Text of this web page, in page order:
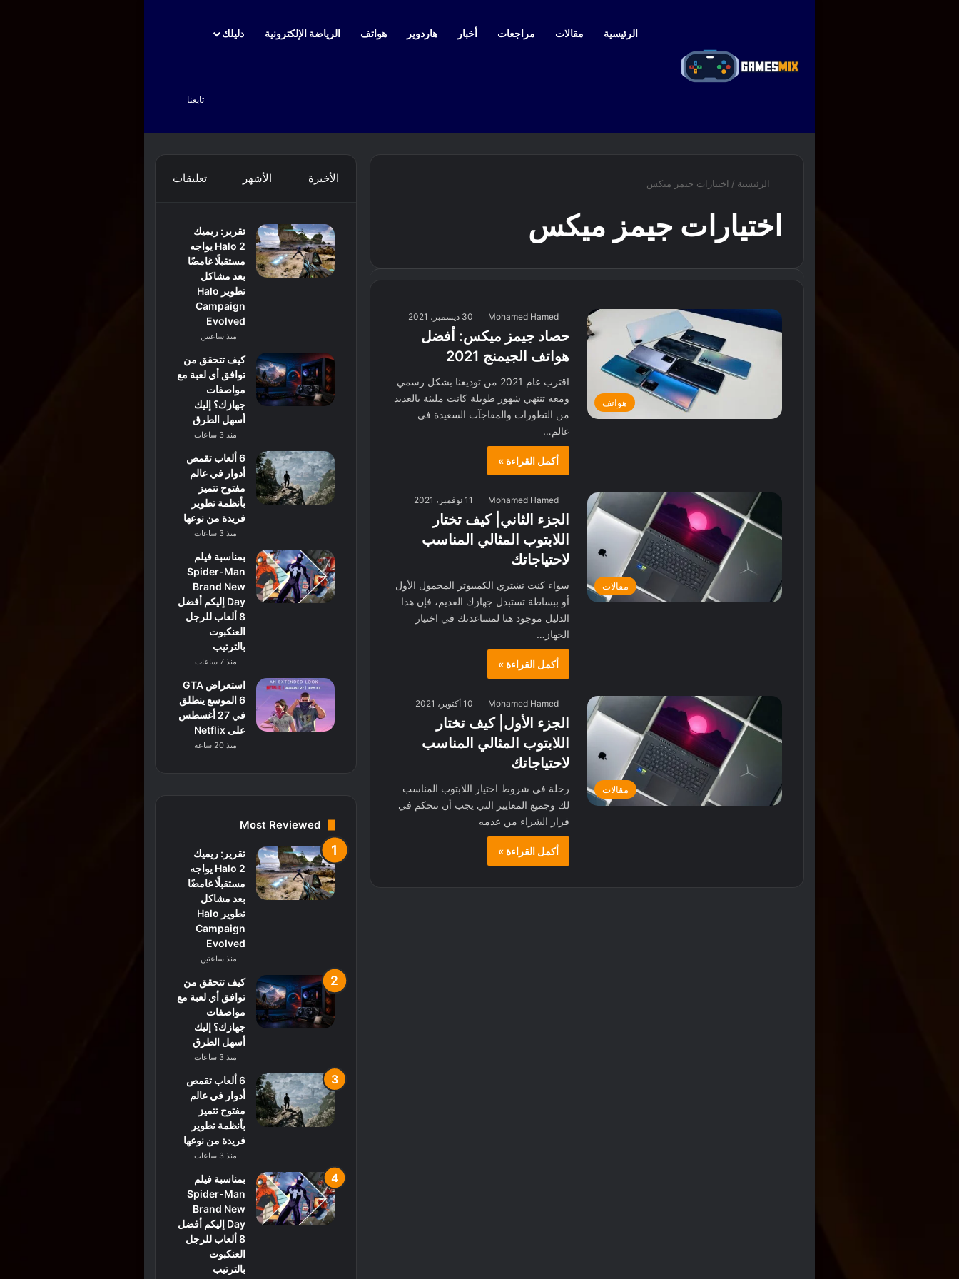
الرئيسية مقالات مراجعات أخبار هاردوير هواتف الرياضة الإلكترونية دليلك
تابعنا
الرئيسية / اختيارات جيمز ميكس
اختيارات جيمز ميكس
هواتف
Mohamed Hamed 30 ديسمبر، 2021
حصاد جيمز ميكس: أفضل
هواتف الجيمنج 2021
اقترب عام 2021 من توديعنا بشكل رسمي
ومعه تنتهي شهور طويلة كانت مليئة بالعديد
من التطورات والمفاجآت السعيدة في
عالم…
أكمل القراءة »
مقالات
Mohamed Hamed 11 نوفمبر، 2021
الجزء الثاني| كيف تختار
اللابتوب المثالي المناسب
لاحتياجاتك
سواء كنت تشتري الكمبيوتر المحمول الأول
أو ببساطة تستبدل جهازك القديم، فإن هذا
الدليل موجود هنا لمساعدتك في اختيار
الجهاز…
أكمل القراءة »
مقالات
Mohamed Hamed 10 أكتوبر، 2021
الجزء الأول| كيف تختار
اللابتوب المثالي المناسب
لاحتياجاتك
رحلة في شروط اختيار اللابتوب المناسب
لك وجميع المعايير التي يجب أن تتحكم في
قرار الشراء من عدمه
أكمل القراءة »
الأخيرة الأشهر تعليقات
تقرير: ريميك
Halo 2 يواجه
مستقبلًا غامضًا
بعد مشاكل
تطوير Halo
Campaign
Evolved
منذ ساعتين
كيف تتحقق من
توافق أي لعبة مع
مواصفات
جهازك؟ إليك
أسهل الطرق
منذ 3 ساعات
6 ألعاب تقمص
أدوار في عالم
مفتوح تتميز
بأنظمة تطوير
فريدة من نوعها
منذ 3 ساعات
بمناسبة فيلم
Spider-Man
Brand New
Day إليكم أفضل
8 ألعاب للرجل
العنكبوت
بالترتيب
منذ 7 ساعات
استعراض GTA
6 الموسع ينطلق
في 27 أغسطس
على Netflix
منذ 20 ساعة
Most Reviewed
تقرير: ريميك
Halo 2 يواجه
مستقبلًا غامضًا
بعد مشاكل
تطوير Halo
Campaign
Evolved
منذ ساعتين
كيف تتحقق من
توافق أي لعبة مع
مواصفات
جهازك؟ إليك
أسهل الطرق
منذ 3 ساعات
6 ألعاب تقمص
أدوار في عالم
مفتوح تتميز
بأنظمة تطوير
فريدة من نوعها
منذ 3 ساعات
بمناسبة فيلم
Spider-Man
Brand New
Day إليكم أفضل
8 ألعاب للرجل
العنكبوت
بالترتيب